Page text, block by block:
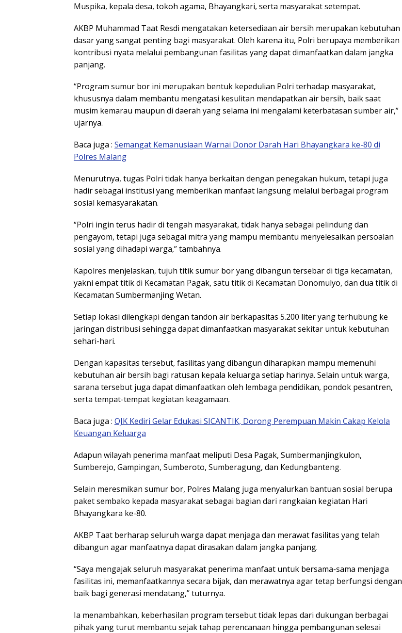
Muspika, kepala desa, tokoh agama, Bhayangkari, serta masyarakat setempat.
AKBP Muhammad Taat Resdi mengatakan ketersediaan air bersih merupakan kebutuhan
dasar yang sangat penting bagi masyarakat. Oleh karena itu, Polri berupaya memberikan
kontribusi nyata melalui pembangunan fasilitas yang dapat dimanfaatkan dalam jangka
panjang.
“Program sumur bor ini merupakan bentuk kepedulian Polri terhadap masyarakat,
khususnya dalam membantu mengatasi kesulitan mendapatkan air bersih, baik saat
musim kemarau maupun di daerah yang selama ini mengalami keterbatasan sumber air,”
ujarnya.
Baca juga : Semangat Kemanusiaan Warnai Donor Darah Hari Bhayangkara ke-80 di
Polres Malang
Menurutnya, tugas Polri tidak hanya berkaitan dengan penegakan hukum, tetapi juga
hadir sebagai institusi yang memberikan manfaat langsung melalui berbagai program
sosial kemasyarakatan.
“Polri ingin terus hadir di tengah masyarakat, tidak hanya sebagai pelindung dan
pengayom, tetapi juga sebagai mitra yang mampu membantu menyelesaikan persoalan
sosial yang dihadapi warga,” tambahnya.
Kapolres menjelaskan, tujuh titik sumur bor yang dibangun tersebar di tiga kecamatan,
yakni empat titik di Kecamatan Pagak, satu titik di Kecamatan Donomulyo, dan dua titik di
Kecamatan Sumbermanjing Wetan.
Setiap lokasi dilengkapi dengan tandon air berkapasitas 5.200 liter yang terhubung ke
jaringan distribusi sehingga dapat dimanfaatkan masyarakat sekitar untuk kebutuhan
sehari-hari.
Dengan kapasitas tersebut, fasilitas yang dibangun diharapkan mampu memenuhi
kebutuhan air bersih bagi ratusan kepala keluarga setiap harinya. Selain untuk warga,
sarana tersebut juga dapat dimanfaatkan oleh lembaga pendidikan, pondok pesantren,
serta tempat-tempat kegiatan keagamaan.
Baca juga : OJK Kediri Gelar Edukasi SICANTIK, Dorong Perempuan Makin Cakap Kelola
Keuangan Keluarga
Adapun wilayah penerima manfaat meliputi Desa Pagak, Sumbermanjingkulon,
Sumberejo, Gampingan, Sumberoto, Sumberagung, dan Kedungbanteng.
Selain meresmikan sumur bor, Polres Malang juga menyalurkan bantuan sosial berupa
paket sembako kepada masyarakat sebagai bagian dari rangkaian kegiatan Hari
Bhayangkara ke-80.
AKBP Taat berharap seluruh warga dapat menjaga dan merawat fasilitas yang telah
dibangun agar manfaatnya dapat dirasakan dalam jangka panjang.
“Saya mengajak seluruh masyarakat penerima manfaat untuk bersama-sama menjaga
fasilitas ini, memanfaatkannya secara bijak, dan merawatnya agar tetap berfungsi dengan
baik bagi generasi mendatang,” tuturnya.
Ia menambahkan, keberhasilan program tersebut tidak lepas dari dukungan berbagai
pihak yang turut membantu sejak tahap perencanaan hingga pembangunan selesai